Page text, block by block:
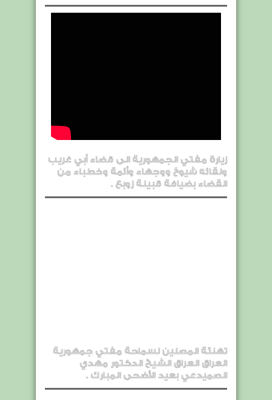
زيارة مفتي الجمهورية الى قضاء أبي غريب
ولقائه شيوخ ووجهاء وأئمة وخطباء من
القضاء بضيافة قبيلة زوبع .
تهنئة المصلين لسماحة مفتي جمهورية
العراق العراق الشيخ الدكتور مهدي
الصميدعي بعيد الأضحى المبارك .